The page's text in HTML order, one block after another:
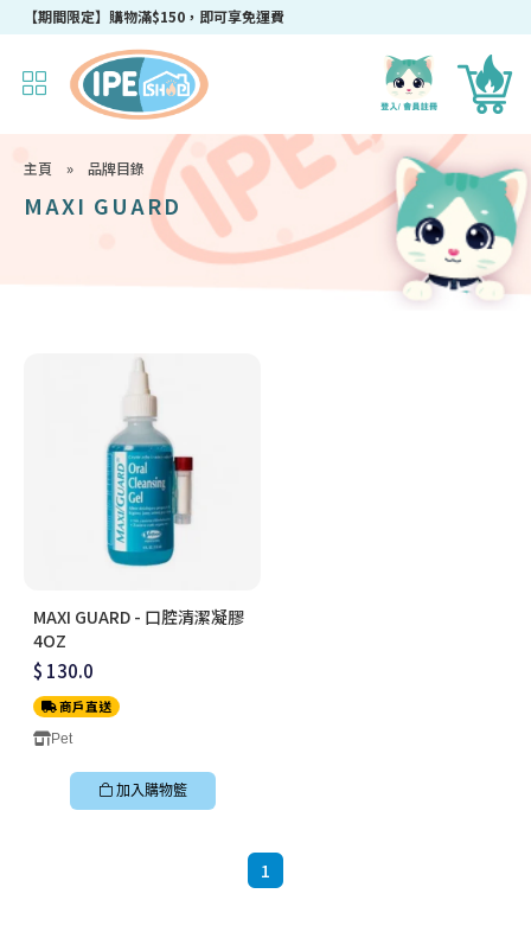
【期間限定】購物滿$150，即可享免運費
主頁 » 品牌目錄
MAXI GUARD
MAXI GUARD - 口腔清潔凝膠
4OZ
$ 130.0
商戶直送
Pet
加入購物籃
1